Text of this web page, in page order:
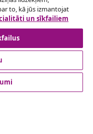
to, kā jūs izmantojat
un sīkfailiem